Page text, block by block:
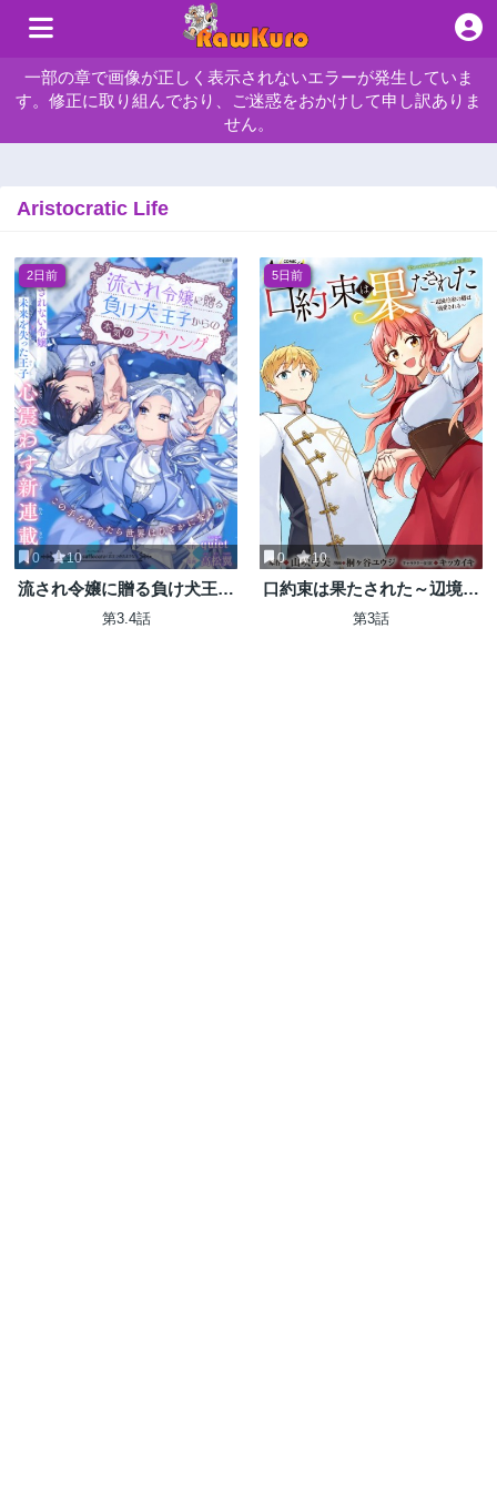
一部の章で画像が正しく表示されないエラーが発生していま
す。修正に取り組んでおり、ご迷惑をおかけして申し訳ありま
せん。
Aristocratic Life
2日前
0 10
流され令嬢に贈る負け犬王子
からの本気のラブソング
第3.4話
5日前
0 10
口約束は果たされた～辺境伯
家の婿は溺愛される～
第3話